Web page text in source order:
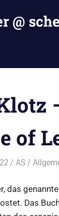
@
of
AS
das
Das